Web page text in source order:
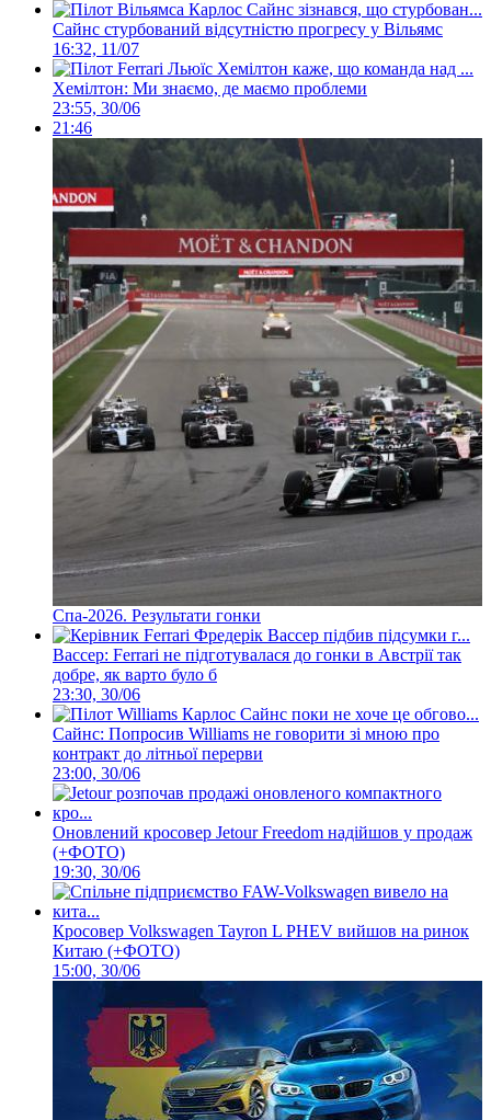
Сайнс стурбований відсутністю прогресу у Вільямс
16:32, 11/07
Хемілтон: Ми знаємо, де маємо проблеми
23:55, 30/06
21:46
Спа-2026. Результати гонки
Вассер: Ferrari не підготувалася до гонки в Австрії так
добре, як варто було б
23:30, 30/06
Сайнс: Попросив Williams не говорити зі мною про
контракт до літньої перерви
23:00, 30/06
Оновлений кросовер Jetour Freedom надійшов у продаж
(+ФОТО)
19:30, 30/06
Кросовер Volkswagen Tayron L PHEV вийшов на ринок
Китаю (+ФОТО)
15:00, 30/06